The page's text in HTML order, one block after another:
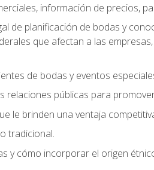
información de precios,
de planificación de bodas y
que afectan a las
de bodas y eventos
relaciones públicas para
le brinden una ventaja
tradicional.
y cómo incorporar el origen